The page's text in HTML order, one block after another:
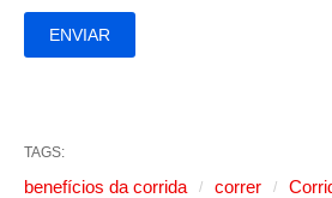
TAGS:
benefícios da corrida correr